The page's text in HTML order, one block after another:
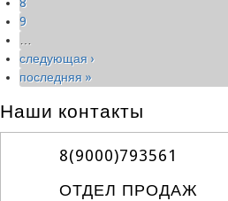
9
следующая ›
последняя »
Наши контакты
8(9000)793561
ОТДЕЛ ПРОДАЖ